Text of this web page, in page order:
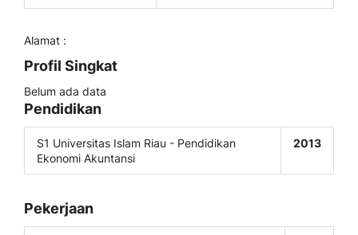
Alamat :
Profil Singkat
Belum ada data
Pendidikan
S1 Universitas Islam Riau - Pendidikan
Ekonomi Akuntansi
2013
Pekerjaan